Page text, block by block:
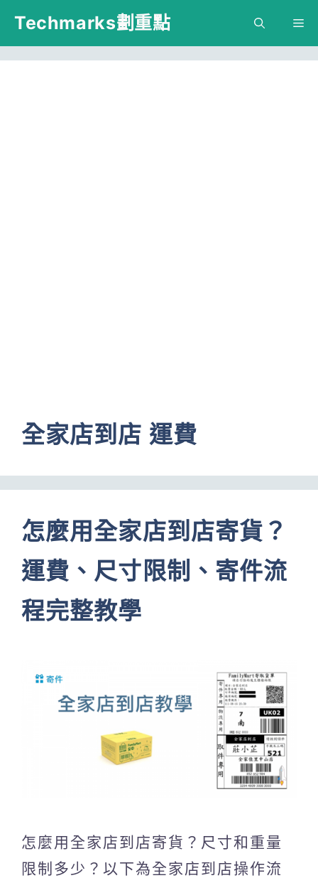
跳
主
Techmarks劃重點
全家店到店 運費
怎麼用全家店到店寄貨？
運費、尺寸限制、寄件流
程完整教學
怎麼用全家店到店寄貨？尺寸和重量
限制多少？以下為全家店到店操作流